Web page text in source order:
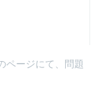
ページにて、問題